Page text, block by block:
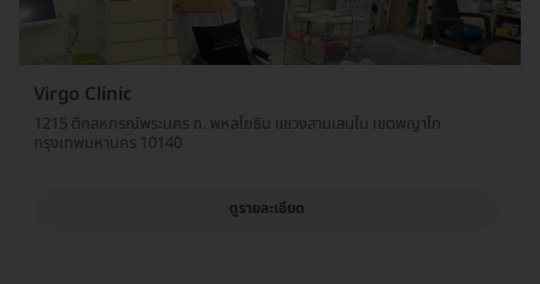
Virgo Clinic
1215 ตึกสหกรณ์พระนคร ถ. พหลโยธิน แขวงสามเสนใน เขตพญาไท
กรุงเทพมหานคร 10140
ดูรายละเอียด